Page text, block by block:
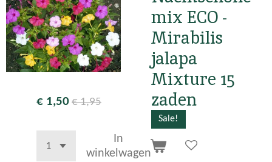
mix ECO -
Mirabilis
jalapa
Mixture 15
zaden
Sale!
€ 1,50 € 1,95
In
winkelwagen